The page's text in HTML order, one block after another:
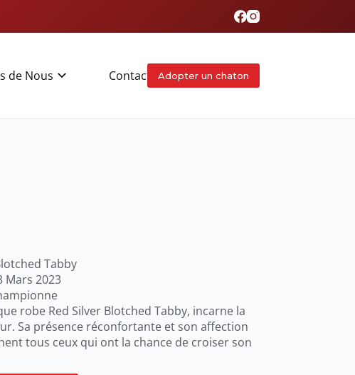
de Nous Contact Adopter un chaton
Tabby
Mars 2023
robe Red Silver Blotched Tabby, incarne la
Sa présence réconfortante et son affection
tous ceux qui ont la chance de croiser son